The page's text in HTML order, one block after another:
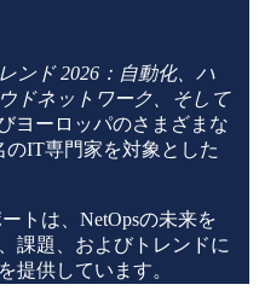
ンド 2026：自動化、ハ
ドネットワーク、そして
ヨーロッパのさまざまな
IT専門家を対象とした
トは、NetOpsの未来を
課題、およびトレンドに
提供しています。